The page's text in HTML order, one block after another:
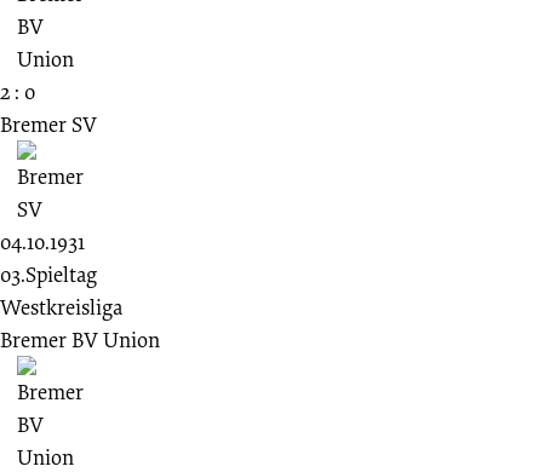
2 : 0
Bremer SV
04.10.1931
03.Spieltag
Westkreisliga
Bremer BV Union